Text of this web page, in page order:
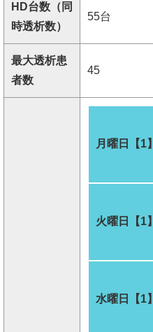
HD台数（同
時透析数）
55台
最大透析患
者数
45
月曜日【1】
火曜日【1】
水曜日【1】